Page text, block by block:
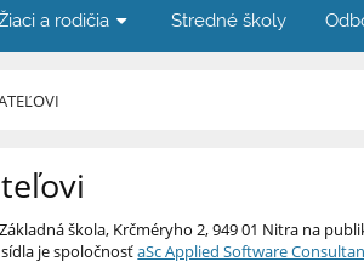
a rodičia Stredné školy
škola, Krčméryho 2, 949 01 Nitra na
je spoločnosťaSc Applied Software